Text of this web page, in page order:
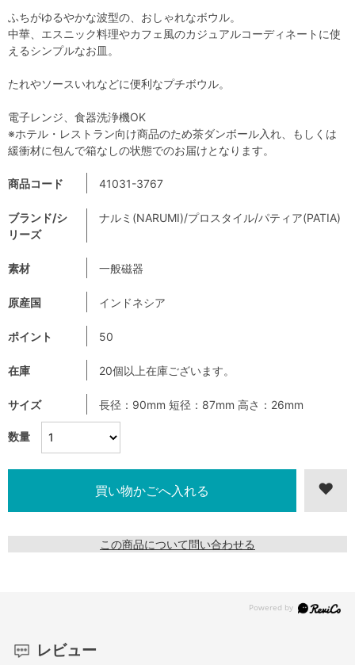
数量
商品コード 41031-3767
ブランド/シ
リーズ
ナルミ(NARUMI)/プロスタイル/パティア(PATIA)
素材 一般磁器
原産国 インドネシア
ポイント 50
在庫 20個以上在庫ございます。
サイズ 長径：90mm 短径：87mm 高さ：26mm
この商品について問い合わせる
ふちがゆるやかな波型の、おしゃれなボウル。
中華、エスニック料理やカフェ風のカジュアルコーディネートに使
えるシンプルなお皿。
たれやソースいれなどに便利なプチボウル。
電子レンジ、食器洗浄機OK
※ホテル・レストラン向け商品のため茶ダンボール入れ、もしくは
緩衝材に包んで箱なしの状態でのお届けとなります。
レビュー